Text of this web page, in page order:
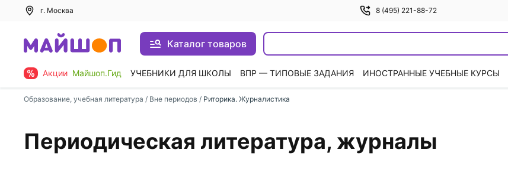
г. Москва 8 (495) 221-88-72
Каталог товаров
Акции Майшоп.Гид УЧЕБНИКИ ДЛЯ ШКОЛЫ ВПР — ТИПОВЫЕ ЗАДАНИЯ ИНОСТРАННЫЕ УЧЕБНЫЕ КУРСЫ
Образование, учебная литература / Вне периодов / Риторика. Журналистика
Периодическая литература, журналы